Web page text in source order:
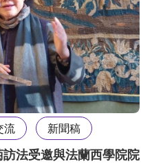
流 新聞稿
法受邀與法蘭西學院院